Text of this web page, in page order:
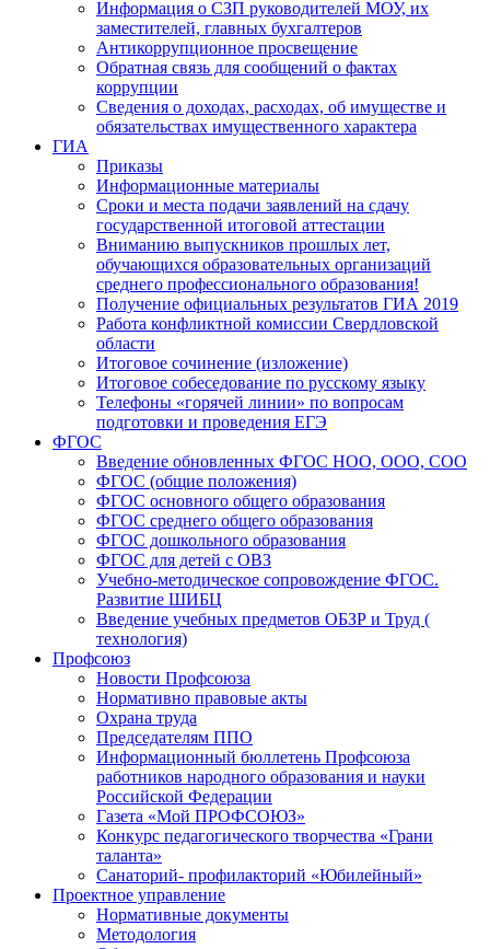
Информация о СЗП руководителей МОУ, их
заместителей, главных бухгалтеров
Антикоррупционное просвещение
Обратная связь для сообщений о фактах
коррупции
Сведения о доходах, расходах, об имуществе и
обязательствах имущественного характера
ГИА
Приказы
Информационные материалы
Сроки и места подачи заявлений на сдачу
государственной итоговой аттестации
Вниманию выпускников прошлых лет,
обучающихся образовательных организаций
среднего профессионального образования!
Получение официальных результатов ГИА 2019
Работа конфликтной комиссии Свердловской
области
Итоговое сочинение (изложение)
Итоговое собеседование по русскому языку
Телефоны «горячей линии» по вопросам
подготовки и проведения ЕГЭ
ФГОС
Введение обновленных ФГОС НОО, ООО, СОО
ФГОС (общие положения)
ФГОС основного общего образования
ФГОС среднего общего образования
ФГОС дошкольного образования
ФГОС для детей с ОВЗ
Учебно-методическое сопровождение ФГОС.
Развитие ШИБЦ
Введение учебных предметов ОБЗР и Труд (
технология)
Профсоюз
Новости Профсоюза
Нормативно правовые акты
Охрана труда
Председателям ППО
Информационный бюллетень Профсоюза
работников народного образования и науки
Российской Федерации
Газета «Мой ПРОФСОЮЗ»
Конкурс педагогического творчества «Грани
таланта»
Санаторий- профилакторий «Юбилейный»
Проектное управление
Нормативные документы
Методология